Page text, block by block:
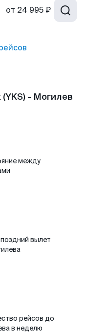
от 24 995 ₽
- Могилев
между
вылет
рейсов до
в неделю